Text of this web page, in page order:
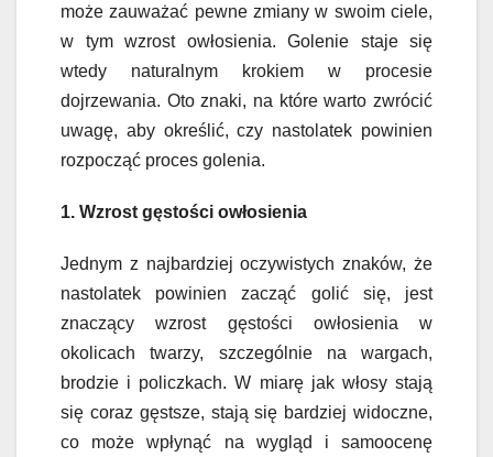
może zauważać pewne zmiany w swoim ciele,
w tym wzrost owłosienia. Golenie staje się
wtedy naturalnym krokiem w procesie
dojrzewania. Oto znaki, na które warto zwrócić
uwagę, aby określić, czy nastolatek powinien
rozpocząć proces golenia.
1. Wzrost gęstości owłosienia
Jednym z najbardziej oczywistych znaków, że
nastolatek powinien zacząć golić się, jest
znaczący wzrost gęstości owłosienia w
okolicach twarzy, szczególnie na wargach,
brodzie i policzkach. W miarę jak włosy stają
się coraz gęstsze, stają się bardziej widoczne,
co może wpłynąć na wygląd i samoocenę